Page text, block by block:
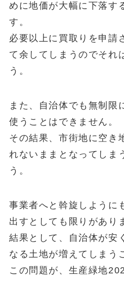
めに地価が大幅に下落す
す。
必要以上に買取りを申請
て余してしまうのでそれ
う。
また、自治体でも無制限
使うことはできません。
その結果、市街地に空き
れないままとなってしま
う。
事業者へと斡旋しように
出すとしても限りがあり
結果として、自治体が安
なる土地が増えてしまう
この問題が、生産緑地